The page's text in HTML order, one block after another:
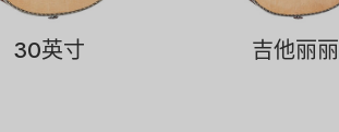
30英寸 吉他丽丽